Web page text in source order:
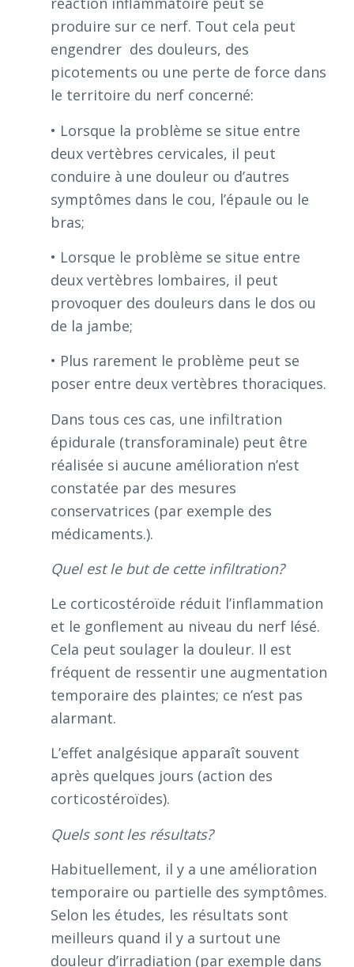
produire sur ce nerf. Tout cela peut
engendrer des douleurs, des
picotements ou une perte de force dans
le territoire du nerf concerné:
• Lorsque la problème se situe entre
deux vertèbres cervicales, il peut
conduire à une douleur ou d’autres
symptômes dans le cou, l’épaule ou le
bras;
• Lorsque le problème se situe entre
deux vertèbres lombaires, il peut
provoquer des douleurs dans le dos ou
de la jambe;
• Plus rarement le problème peut se
poser entre deux vertèbres thoraciques.
Dans tous ces cas, une infiltration
épidurale (transforaminale) peut être
réalisée si aucune amélioration n’est
constatée par des mesures
conservatrices (par exemple des
médicaments.).
Quel est le but de cette infiltration?
Le corticostéroïde réduit l’inflammation
et le gonflement au niveau du nerf lésé.
Cela peut soulager la douleur. Il est
fréquent de ressentir une augmentation
temporaire des plaintes; ce n’est pas
alarmant.
L’effet analgésique apparaît souvent
après quelques jours (action des
corticostéroïdes).
Quels sont les résultats?
Habituellement, il y a une amélioration
temporaire ou partielle des symptômes.
Selon les études, les résultats sont
meilleurs quand il y a surtout une
douleur d’irradiation (par exemple dans